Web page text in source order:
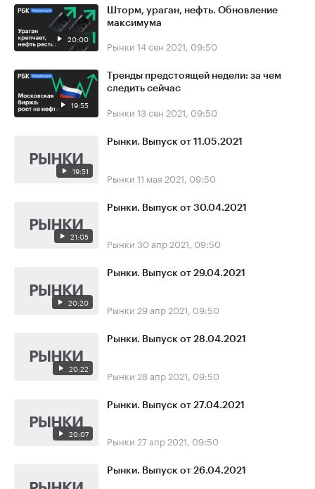
20:00
Шторм, ураган, нефть. Обновление
максимума
Рынки 14 сен 2021, 09:50
19:55
Тренды предстоящей недели: за чем
следить сейчас
Рынки 13 сен 2021, 09:50
19:51
Рынки. Выпуск от 11.05.2021
Рынки 11 мая 2021, 09:50
21:05
Рынки. Выпуск от 30.04.2021
Рынки 30 апр 2021, 09:50
20:20
Рынки. Выпуск от 29.04.2021
Рынки 29 апр 2021, 09:50
20:22
Рынки. Выпуск от 28.04.2021
Рынки 28 апр 2021, 09:50
20:07
Рынки. Выпуск от 27.04.2021
Рынки 27 апр 2021, 09:50
Рынки. Выпуск от 26.04.2021